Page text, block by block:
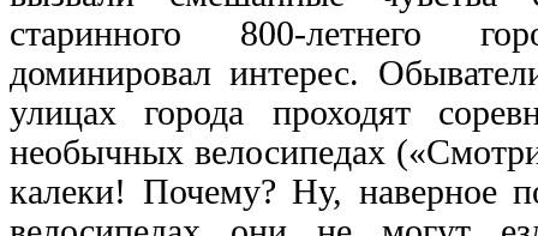
старинного 800-летнего
доминировал интерес.
улицах города проходят
необычных велосипедах
калеки! Почему? Ну, наверное